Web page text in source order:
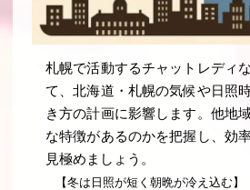
札幌で活動するチャットレディ
て、北海道・札幌の気候や日照
き方の計画に影響します。他地
な特徴があるのかを把握し、効
見極めましょう。
【冬は日照が短く朝晩が冷え込む】